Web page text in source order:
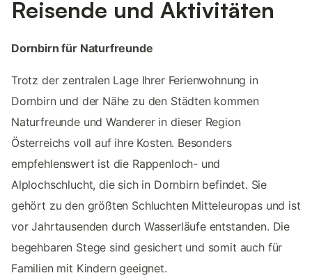
Reisende und Aktivitäten
Dornbirn für Naturfreunde
Trotz der zentralen Lage Ihrer Ferienwohnung in
Dornbirn und der Nähe zu den Städten kommen
Naturfreunde und Wanderer in dieser Region
Österreichs voll auf ihre Kosten. Besonders
empfehlenswert ist die Rappenloch- und
Alplochschlucht, die sich in Dornbirn befindet. Sie
gehört zu den größten Schluchten Mitteleuropas und ist
vor Jahrtausenden durch Wasserläufe entstanden. Die
begehbaren Stege sind gesichert und somit auch für
Familien mit Kindern geeignet.